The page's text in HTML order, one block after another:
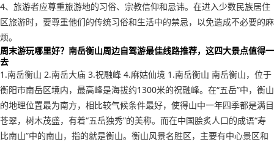
4、旅游者应尊重旅游地的习俗、宗教信仰和忌讳。在进入少数民族居住
区旅游时，要尊重他们的传统习俗和生活中的禁忌，以免造成不必要的麻
烦。
周末游玩哪里好？南岳衡山周边自驾游最佳线路推荐，这四大景点值得一
去
1.南岳衡山 2.南岳大庙 3.祝融峰 4.麻姑仙境 1.南岳衡山 南岳衡山，位于
衡阳市南岳区境内，最高峰是海拔约1300米的祝融峰。在“五岳”中，衡山
的地理位置最为南方，相比较气候条件最好，使得山中一年四季都是满目
苍翠，树木茂盛，有着“五岳独秀”的美称。而在中国脍炙人口的成语“寿
比南山”中的南山，指的就是衡山。衡山风景名胜区，主要有中心景区和